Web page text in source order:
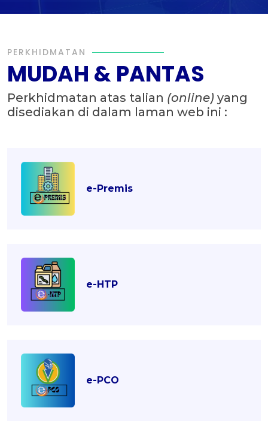
PERKHIDMATAN
MUDAH & PANTAS
Perkhidmatan atas talian (online) yang
disediakan di dalam laman web ini :
e-Premis
e-HTP
e-PCO